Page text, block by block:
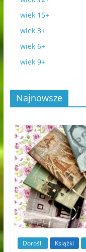
wiek 15+
wiek 3+
wiek 6+
wiek 9+
Najnowsze
Dorośli Książki